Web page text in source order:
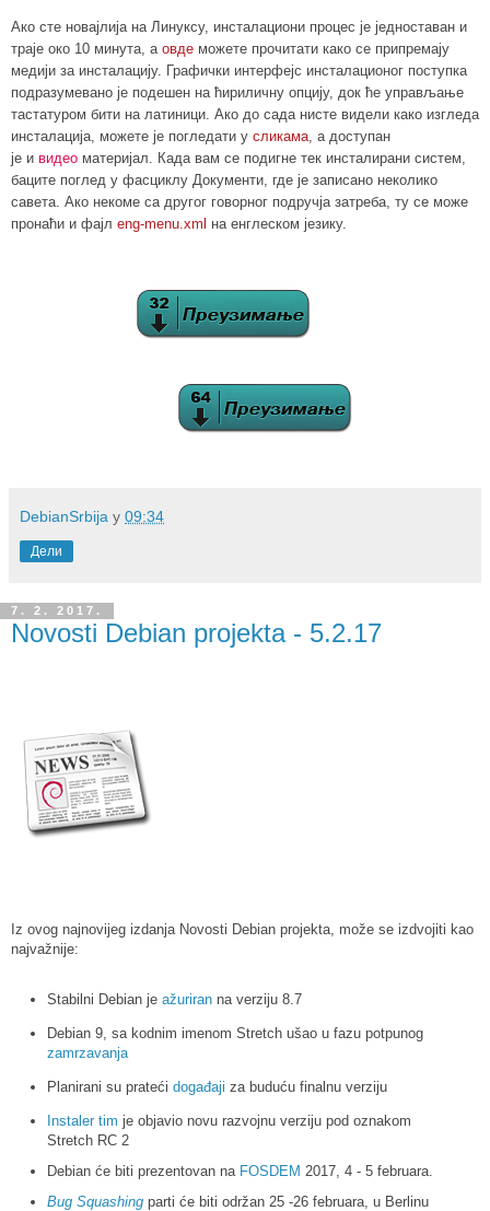
Ако сте новајлија на Линуксу, инсталациони процес је једноставан и
траје око 10 минута, а овде можете прочитати како се припремају
медији за инсталацију. Графички интерфејс инсталационог поступка
подразумевано је подешен на ћириличну опцију, док ће управљање
тастатуром бити на латиници. Ако до сада нисте видели како изгледа
инсталација , можете је погледати у сликама , а доступан
је и видео материјал. Када вам се подигне тек инсталирани систем,
баците поглед у фасциклу Документи, где је записано неколико
савета. Ако некоме са другог говорног подручја затреба, ту се може
пронаћи и фајл eng-menu.xml на енглеском језику.
DebianSrbija у 09:34
Дели
7. 2. 2017.
Novosti Debian projekta - 5.2.17
Iz ovog najnovijeg izdanja Novosti Debian projekta, može se izdvojiti kao
najvažnije:
Stabilni Debian je ažuriranna verziju 8.7
Debian 9, sa kodnim imenom Stretch ušao u fazu potpunog
zamrzavanja
Planirani su prateći događaji za buduću finalnu verziju
Instaler tim je objavio novu razvojnu verziju pod oznakom
Stretch RC 2
Debian će biti prezentovan na FOSDEM 2017, 4 - 5 februara.
Bug Squashingparti će biti održan 25 -26 februara, u Berlinu